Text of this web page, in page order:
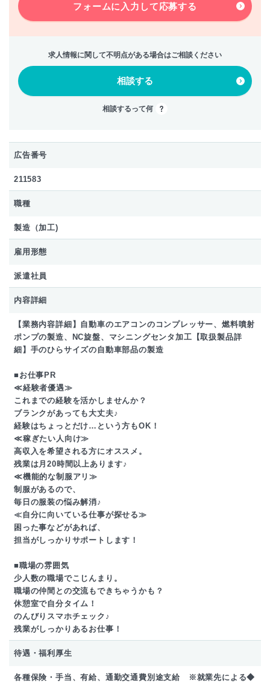
フォームに入力して応募する
求人情報に関して不明点がある場合はご相談ください
相談する
相談するって何
広告番号
211583
職種
製造（加工)
雇用形態
派遣社員
内容詳細
【業務内容詳細】自動車のエアコンのコンプレッサー、燃料噴射
ポンプの製造、NC旋盤、マシニングセンタ加工【取扱製品詳
細】手のひらサイズの自動車部品の製造
■お仕事PR
≪経験者優遇≫
これまでの経験を活かしませんか？
ブランクがあっても大丈夫♪
経験はちょっとだけ…という方もOK！
≪稼ぎたい人向け≫
高収入を希望される方にオススメ。
残業は月20時間以上あります♪
≪機能的な制服アリ≫
制服があるので、
毎日の服装の悩み解消♪
≪自分に向いている仕事が探せる≫
困った事などがあれば、
担当がしっかりサポートします！
■職場の雰囲気
少人数の職場でこじんまり。
職場の仲間との交流もできちゃうかも？
休憩室で自分タイム！
のんびりスマホチェック♪
残業がしっかりあるお仕事！
待遇・福利厚生
各種保険・手当、有給、通勤交通費別途支給 ※就業先による◆